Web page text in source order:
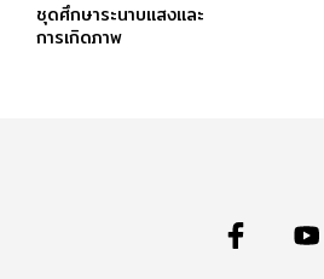
ชุดศึกษาระนาบแสงและ
การเกิดภาพ